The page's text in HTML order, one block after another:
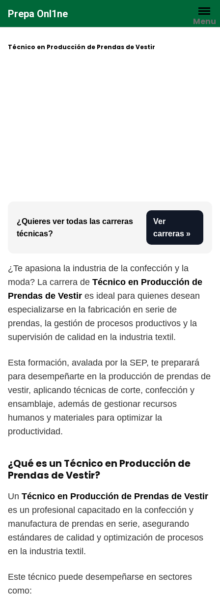
contenido
Prepa Onl1ne
Menu
Técnico en Producción de Prendas de Vestir
¿Quieres ver todas las carreras
técnicas?
Ver
carreras »
¿Te apasiona la industria de la confección y la
moda? La carrera de Técnico en Producción de
Prendas de Vestir es ideal para quienes desean
especializarse en la fabricación en serie de
prendas, la gestión de procesos productivos y la
supervisión de calidad en la industria textil.
Esta formación, avalada por la SEP, te preparará
para desempeñarte en la producción de prendas de
vestir, aplicando técnicas de corte, confección y
ensamblaje, además de gestionar recursos
humanos y materiales para optimizar la
productividad.
¿Qué es un Técnico en Producción de
Prendas de Vestir?
Un Técnico en Producción de Prendas de Vestir
es un profesional capacitado en la confección y
manufactura de prendas en serie, asegurando
estándares de calidad y optimización de procesos
en la industria textil.
Este técnico puede desempeñarse en sectores
como: